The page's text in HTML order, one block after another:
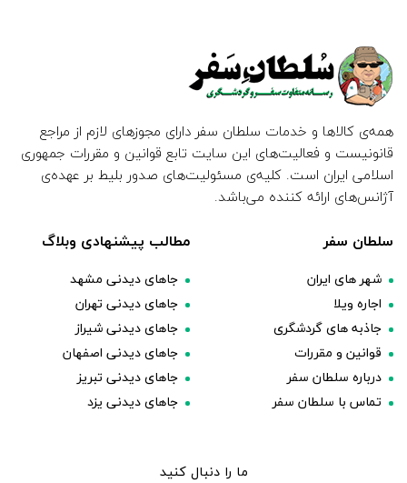
همه‌ی کالاها و خدمات سلطان سفر دارای مجوزهای لازم از مراجع
قانونیست و فعالیت‌های این سایت تابع قوانین و مقررات جمهوری
اسلامی ایران است. کلیه‌ی مسئولیت‌های صدور بلیط بر عهده‌ی
آژانس‌های ارائه کننده می‌باشد.
سلطان سفر
شهر های ایران
اجاره ویلا
جاذبه های گردشگری
قوانین و مقررات
درباره سلطان سفر
تماس با سلطان سفر
مطالب پیشنهادی وبلاگ
جاهای دیدنی مشهد
جاهای دیدنی تهران
جاهای دیدنی شیراز
جاهای دیدنی اصفهان
جاهای دیدنی تبریز
جاهای دیدنی یزد
ما را دنبال کنید